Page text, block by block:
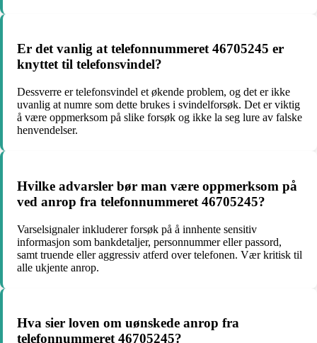
Er det vanlig at telefonnummeret 46705245 er
knyttet til telefonsvindel?
Dessverre er telefonsvindel et økende problem, og det er ikke
uvanlig at numre som dette brukes i svindelforsøk. Det er viktig
å være oppmerksom på slike forsøk og ikke la seg lure av falske
henvendelser.
Hvilke advarsler bør man være oppmerksom på
ved anrop fra telefonnummeret 46705245?
Varselsignaler inkluderer forsøk på å innhente sensitiv
informasjon som bankdetaljer, personnummer eller passord,
samt truende eller aggressiv atferd over telefonen. Vær kritisk til
alle ukjente anrop.
Hva sier loven om uønskede anrop fra
telefonnummeret 46705245?